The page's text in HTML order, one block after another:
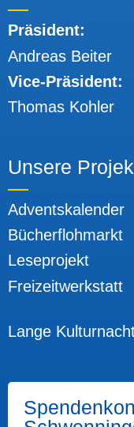
Präsident:
Andreas Beiter
Vice-Präsident:
Thomas Kohler
Unsere
Adventskalender
Bücherflohmarkt
Leseprojekt
Freizeitwerkstatt
Lange